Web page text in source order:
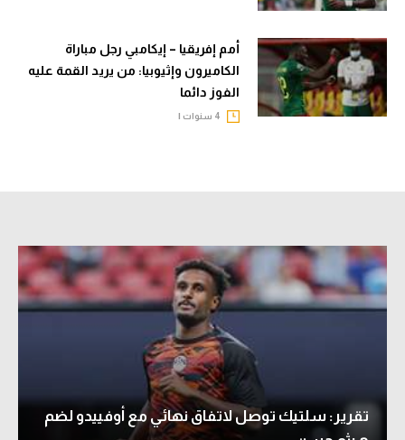
أمم إفريقيا – إيكامبي رجل مباراة
الكاميرون وإثيوبيا: من يريد القمة عليه
الفوز دائما
تقرير: سلتيك توصل لاتفاق نهائي مع أوفييدو لضم